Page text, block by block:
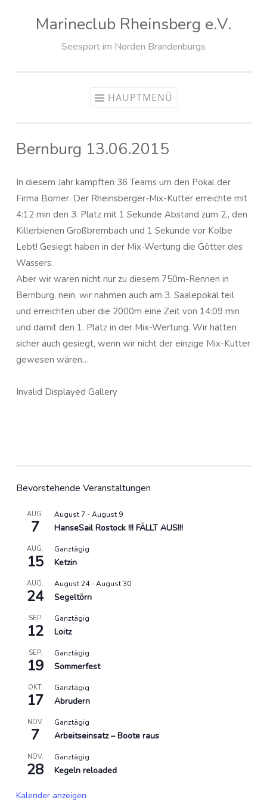
Marineclub Rheinsberg e.V.
Seesport im Norden Brandenburgs
HAUPTMENÜ
Bernburg 13.06.2015
In diesem Jahr kämpften 36 Teams um den Pokal der
Firma Börner. Der Rheinsberger-Mix-Kutter erreichte mit
4:12 min den 3. Platz mit 1 Sekunde Abstand zum 2., den
Killerbienen Großbrembach und 1 Sekunde vor Kolbe
Lebt! Gesiegt haben in der Mix-Wertung die Götter des
Wassers.
Aber wir waren nicht nur zu diesem 750m-Rennen in
Bernburg, nein, wir nahmen auch am 3. Saalepokal teil
und erreichten über die 2000m eine Zeit von 14:09 min
und damit den 1. Platz in der Mix-Wertung. Wir hätten
sicher auch gesiegt, wenn wir nicht der einzige Mix-Kutter
gewesen wären…
Invalid Displayed Gallery
Bevorstehende Veranstaltungen
AUG.
7
August 7 -August 9
HanseSail Rostock !!! FÄLLT AUS!!!
AUG.
15
Ganztägig
Ketzin
AUG.
24
August 24-August 30
Segeltörn
SEP.
12
Ganztägig
Loitz
SEP.
19
Ganztägig
Sommerfest
OKT.
17
Ganztägig
Abrudern
NOV.
7
Ganztägig
Arbeitseinsatz – Boote raus
NOV.
28
Ganztägig
Kegeln reloaded
Kalender anzeigen